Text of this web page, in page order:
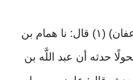
حدثنا أبو بكر (قال: نا عفان) (١) قال: نا همام بن
حدثه أن عبد اللَّه بن